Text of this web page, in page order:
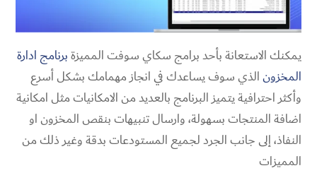
يمكنك الاستعانة بأحد برامج سكاي سوفت المميزةبرنامج ادارة
المخزونالذي سوف يساعدك في انجاز مهمامك بشكل أسرع
وأكثر احترافية يتميز البرنامج بالعديد من الامكانيات مثل امكانية
اضافة المنتجات بسهولة، وارسال تنبيهات بنقص المخزون او
النفاذ، إلى جانب الجرد لجميع المستودعات بدقة وغير ذلك من
المميزات